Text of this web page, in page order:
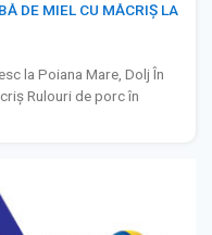
DE MIEL CU MĂCRIȘ LA
la Poiana Mare, Dolj În
Rulouri de porc în